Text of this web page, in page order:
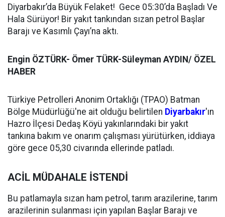
Diyarbakır’da Büyük Felaket! Gece 05:30’da Başladı Ve
Hala Sürüyor! Bir yakıt tankından sızan petrol Başlar
Barajı ve Kasımlı Çayı’na aktı.
Engin ÖZTÜRK- Ömer TÜRK-Süleyman AYDIN/ ÖZEL
HABER
Türkiye Petrolleri Anonim Ortaklığı (TPAO) Batman
Bölge Müdürlüğü'ne ait olduğu belirtilen Diyarbakır'ın
Hazro İlçesi Dedaş Köyü yakınlarındaki bir yakıt
tankına bakım ve onarım çalışması yürütürken, iddiaya
göre gece 05,30 civarında ellerinde patladı.
ACİL MÜDAHALE İSTENDİ
Bu patlamayla sızan ham petrol, tarım arazilerine, tarım
arazilerinin sulanması için yapılan Başlar Barajı ve